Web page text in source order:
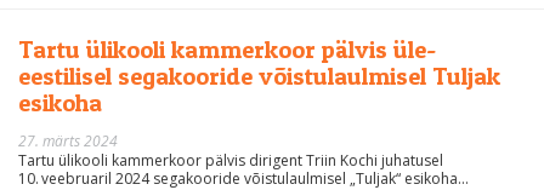
Tartu ülikooli kammerkoor pälvis üle-
eestilisel segakooride võistulaulmisel Tuljak
esikoha
27. märts 2024
Tartu ülikooli kammerkoor pälvis dirigent Triin Kochi juhatusel
10. veebruaril 2024 segakooride võistulaulmisel „Tuljak“ esikoha...